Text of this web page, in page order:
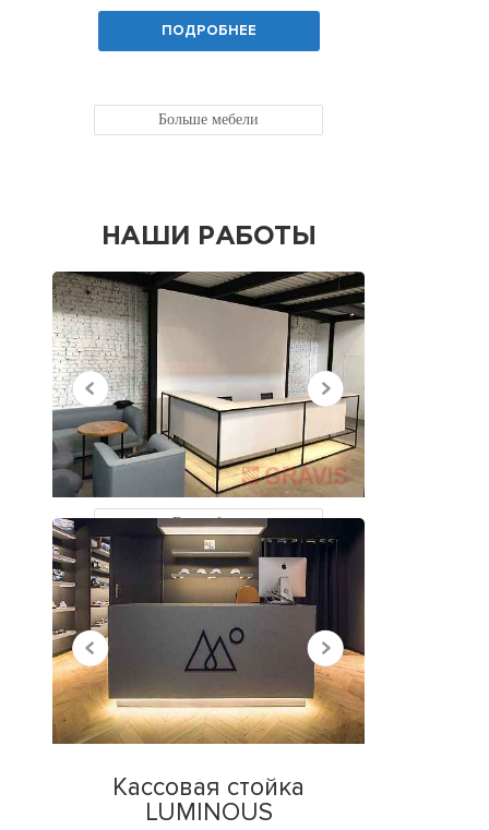
ПОДРОБНЕЕ
Больше мебели
НАШИ РАБОТЫ
Все работы
НЕДАВНО
ПРОСМОТРЕННЫЕ
Кассовая стойка
LUMINOUS